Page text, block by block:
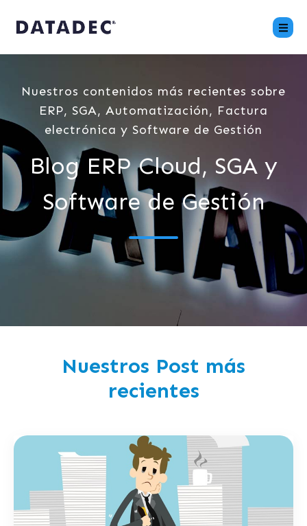
Nuestros contenidos más recientes sobre
ERP, SGA, Automatización, Factura
electrónica y Software de Gestión
Blog ERP Cloud, SGA y
Software de Gestión
Nuestros Post más
recientes